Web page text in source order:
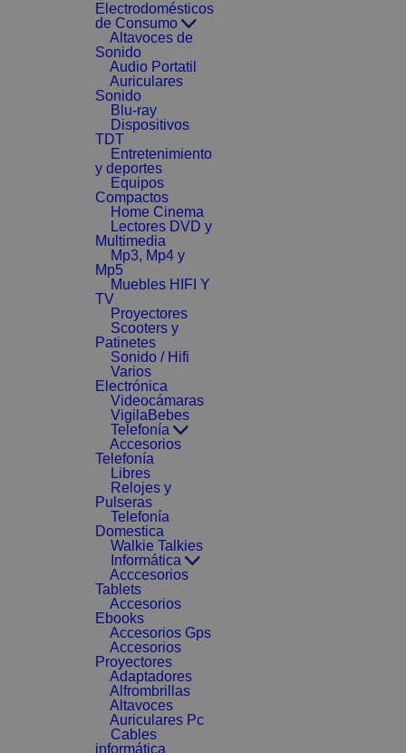
Electrodomésticos
de Consumo
Altavoces de
Sonido
Audio Portatil
Auriculares
Sonido
Blu-ray
Dispositivos
TDT
Entretenimiento
y deportes
Equipos
Compactos
Home Cinema
Lectores DVD y
Multimedia
Mp3, Mp4 y
Mp5
Muebles HIFI Y
TV
Proyectores
Scooters y
Patinetes
Sonido / Hifi
Varios
Electrónica
Videocámaras
VigilaBebes
Telefonía
Accesorios
Telefonía
Libres
Relojes y
Pulseras
Telefonía
Domestica
Walkie Talkies
Informática
Acccesorios
Tablets
Accesorios
Ebooks
Accesorios Gps
Accesorios
Proyectores
Adaptadores
Alfrombrillas
Altavoces
Auriculares Pc
Cables
informática